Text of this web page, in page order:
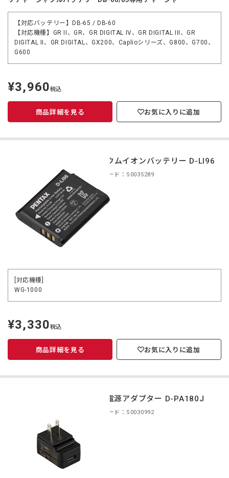
【対応バッテリー】DB-65 / DB-60
【対応機種】GR II、GR、GR DIGITAL IV、GR DIGITAL III、GR
DIGITAL II、GR DIGITAL、GX200、Caplioシリーズ、G800、G700、
G600
定
価
¥3,960税込
商品詳細を見る お気に入りに追加
リチウムイオンバッテリー D-LI96
商品コード：S0035289
[対応機種]
WG-1000
定
価
¥3,330税込
商品詳細を見る お気に入りに追加
USB電源アダプター D-PA180J
商品コード：S0030992